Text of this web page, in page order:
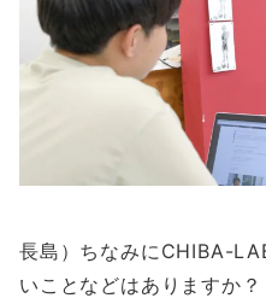
長島）ちなみにCHIBA-
いことなどはありますか？